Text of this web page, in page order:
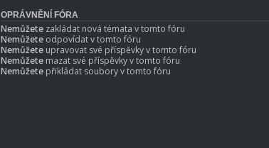
OPRÁVNĚNÍ FÓRA
Nemůžete zakládat nová témata v tomto fóru
Nemůžete odpovídat v tomto fóru
Nemůžete upravovat své příspěvky v tomto fóru
Nemůžete mazat své příspěvky v tomto fóru
Nemůžete přikládat soubory v tomto fóru